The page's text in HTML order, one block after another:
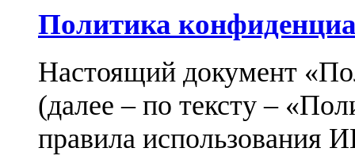
Политика
Настоящий документ
(далее – по тексту –
правила использования